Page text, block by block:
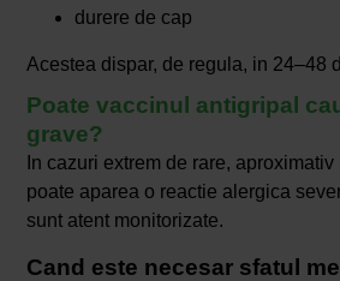
durere de cap
Acestea dispar, de regula, in 24–48
Poate vaccinul antigripal
grave?
In cazuri extrem de rare,
poate aparea o reactie alergica
sunt atent monitorizate.
Cand este necesar sfatul